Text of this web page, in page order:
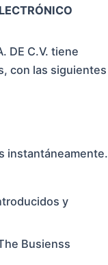
DE C.V. tiene
con las siguientes
instantáneamente.
y
Busienss